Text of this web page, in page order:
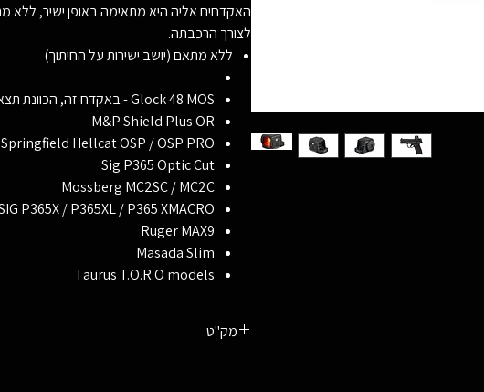
האקדחים אליה היא מתאימה באופן ישיר, ללא
לצורך הרכבתה.
ללא מתאם (יושב ישירות על החיתוך)
Glock 48 MOS - באקדח זה, הכוונת תצא קצת מהגבולות של הצינה.
M&P Shield Plus OR
Springfield Hellcat OSP / OSP PRO
Sig P365 Optic Cut
Mossberg MC2SC / MC2C
P365X / P365XL / P365 XMACRO
Ruger MAX9
Masada Slim
Taurus T.O.R.O models
מק"ט